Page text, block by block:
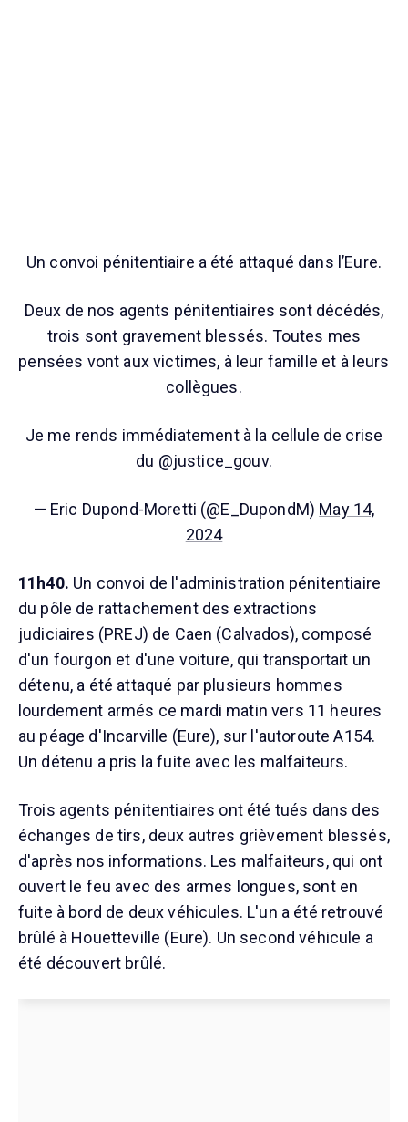
Un convoi pénitentiaire a été attaqué dans l’Eure.
Deux de nos agents pénitentiaires sont décédés,
trois sont gravement blessés. Toutes mes
pensées vont aux victimes, à leur famille et à leurs
collègues.
Je me rends immédiatement à la cellule de crise
du @justice_gouv.
— Eric Dupond-Moretti (@E_DupondM) May 14,
2024
11h40. Un convoi de l'administration pénitentiaire
du pôle de rattachement des extractions
judiciaires (PREJ) de Caen (Calvados), composé
d'un fourgon et d'une voiture, qui transportait un
détenu, a été attaqué par plusieurs hommes
lourdement armés ce mardi matin vers 11 heures
au péage d'Incarville (Eure), sur l'autoroute A154.
Un détenu a pris la fuite avec les malfaiteurs.
Trois agents pénitentiaires ont été tués dans des
échanges de tirs, deux autres grièvement blessés,
d'après nos informations. Les malfaiteurs, qui ont
ouvert le feu avec des armes longues, sont en
fuite à bord de deux véhicules. L'un a été retrouvé
brûlé à Houetteville (Eure). Un second véhicule a
été découvert brûlé.